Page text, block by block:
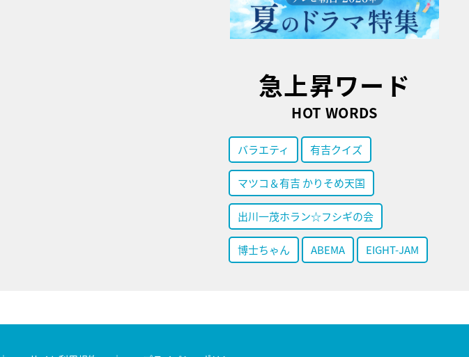
急上昇ワード
HOT WORDS
バラエティ 有吉クイズ
マツコ＆有吉 かりそめ天国
出川一茂ホラン☆フシギの会
博士ちゃん ABEMA EIGHT-JAM